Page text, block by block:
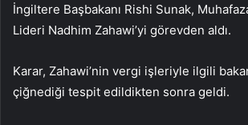
İngiltere Başbakanı Rishi Sunak,
Lideri Nadhim Zahawi’yi görevden aldı.
Karar, Zahawi’nin vergi işleriyle ilgili
çiğnediği tespit edildikten sonra geldi.